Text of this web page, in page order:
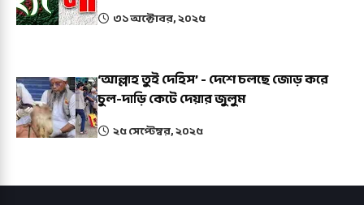
৩১ অক্টোবর, ২০২৫
‘আল্লাহ তুই দেহিস’ - দেশে চলছে জোড় করে
চুল-দাড়ি কেটে দেয়ার জুলুম
২৫ সেপ্টেম্বর, ২০২৫